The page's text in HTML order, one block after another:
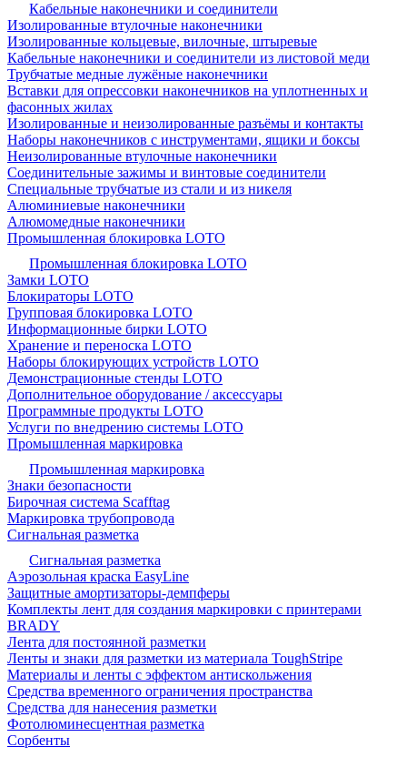
Кабельные наконечники и соединители
Изолированные втулочные наконечники
Изолированные кольцевые, вилочные, штыревые
Кабельные наконечники и соединители из листовой меди
Трубчатые медные лужёные наконечники
Вставки для опрессовки наконечников на уплотненных и
фасонных жилах
Изолированные и неизолированные разъёмы и контакты
Наборы наконечников с инструментами, ящики и боксы
Неизолированные втулочные наконечники
Соединительные зажимы и винтовые соединители
Специальные трубчатые из стали и из никеля
Алюминиевые наконечники
Алюмомедные наконечники
Промышленная блокировка LOTO
Промышленная блокировка LOTO
Замки LOTO
Блокираторы LOTO
Групповая блокировка LOTO
Информационные бирки LOTO
Хранение и переноска LOTO
Наборы блокирующих устройств LOTO
Демонстрационные стенды LOTO
Дополнительное оборудование / аксессуары
Программные продукты LOTO
Услуги по внедрению системы LOTO
Промышленная маркировка
Промышленная маркировка
Знаки безопасности
Бирочная система Scafftag
Маркировка трубопровода
Сигнальная разметка
Сигнальная разметка
Аэрозольная краска EasyLine
Защитные амортизаторы-демпферы
Комплекты лент для создания маркировки с принтерами
BRADY
Лента для постоянной разметки
Ленты и знаки для разметки из материала ToughStripe
Материалы и ленты с эффектом антискольжения
Средства временного ограничения пространства
Средства для нанесения разметки
Фотолюминесцентная разметка
Сорбенты